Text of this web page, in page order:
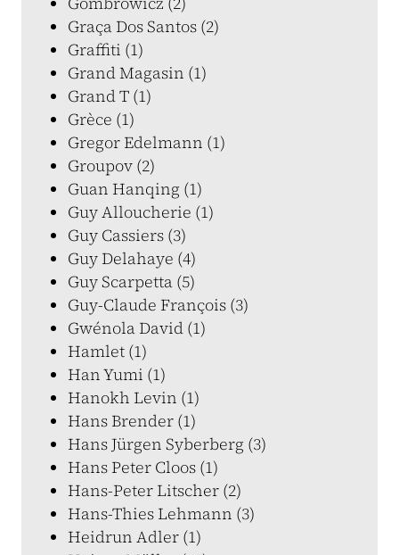
Graça Dos Santos (2)
Graffiti (1)
Grand Magasin (1)
Grand T (1)
Grèce (1)
Gregor Edelmann (1)
Groupov (2)
Guan Hanqing (1)
Guy Alloucherie (1)
Guy Cassiers (3)
Guy Delahaye (4)
Guy Scarpetta (5)
Guy-Claude François (3)
Gwénola David (1)
Hamlet (1)
Han Yumi (1)
Hanokh Levin (1)
Hans Brender (1)
Hans Jürgen Syberberg (3)
Hans Peter Cloos (1)
Hans-Peter Litscher (2)
Hans-Thies Lehmann (3)
Heidrun Adler (1)